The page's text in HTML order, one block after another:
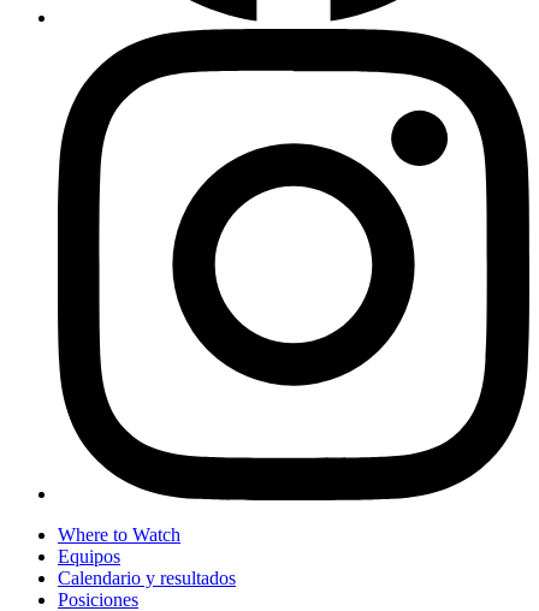
Where to Watch
Equipos
Calendario y resultados
Posiciones